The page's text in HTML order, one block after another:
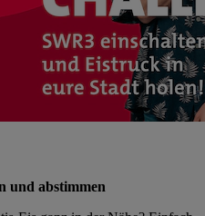
und abstimmen